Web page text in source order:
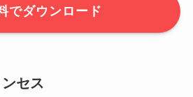
でダウンロード
セス